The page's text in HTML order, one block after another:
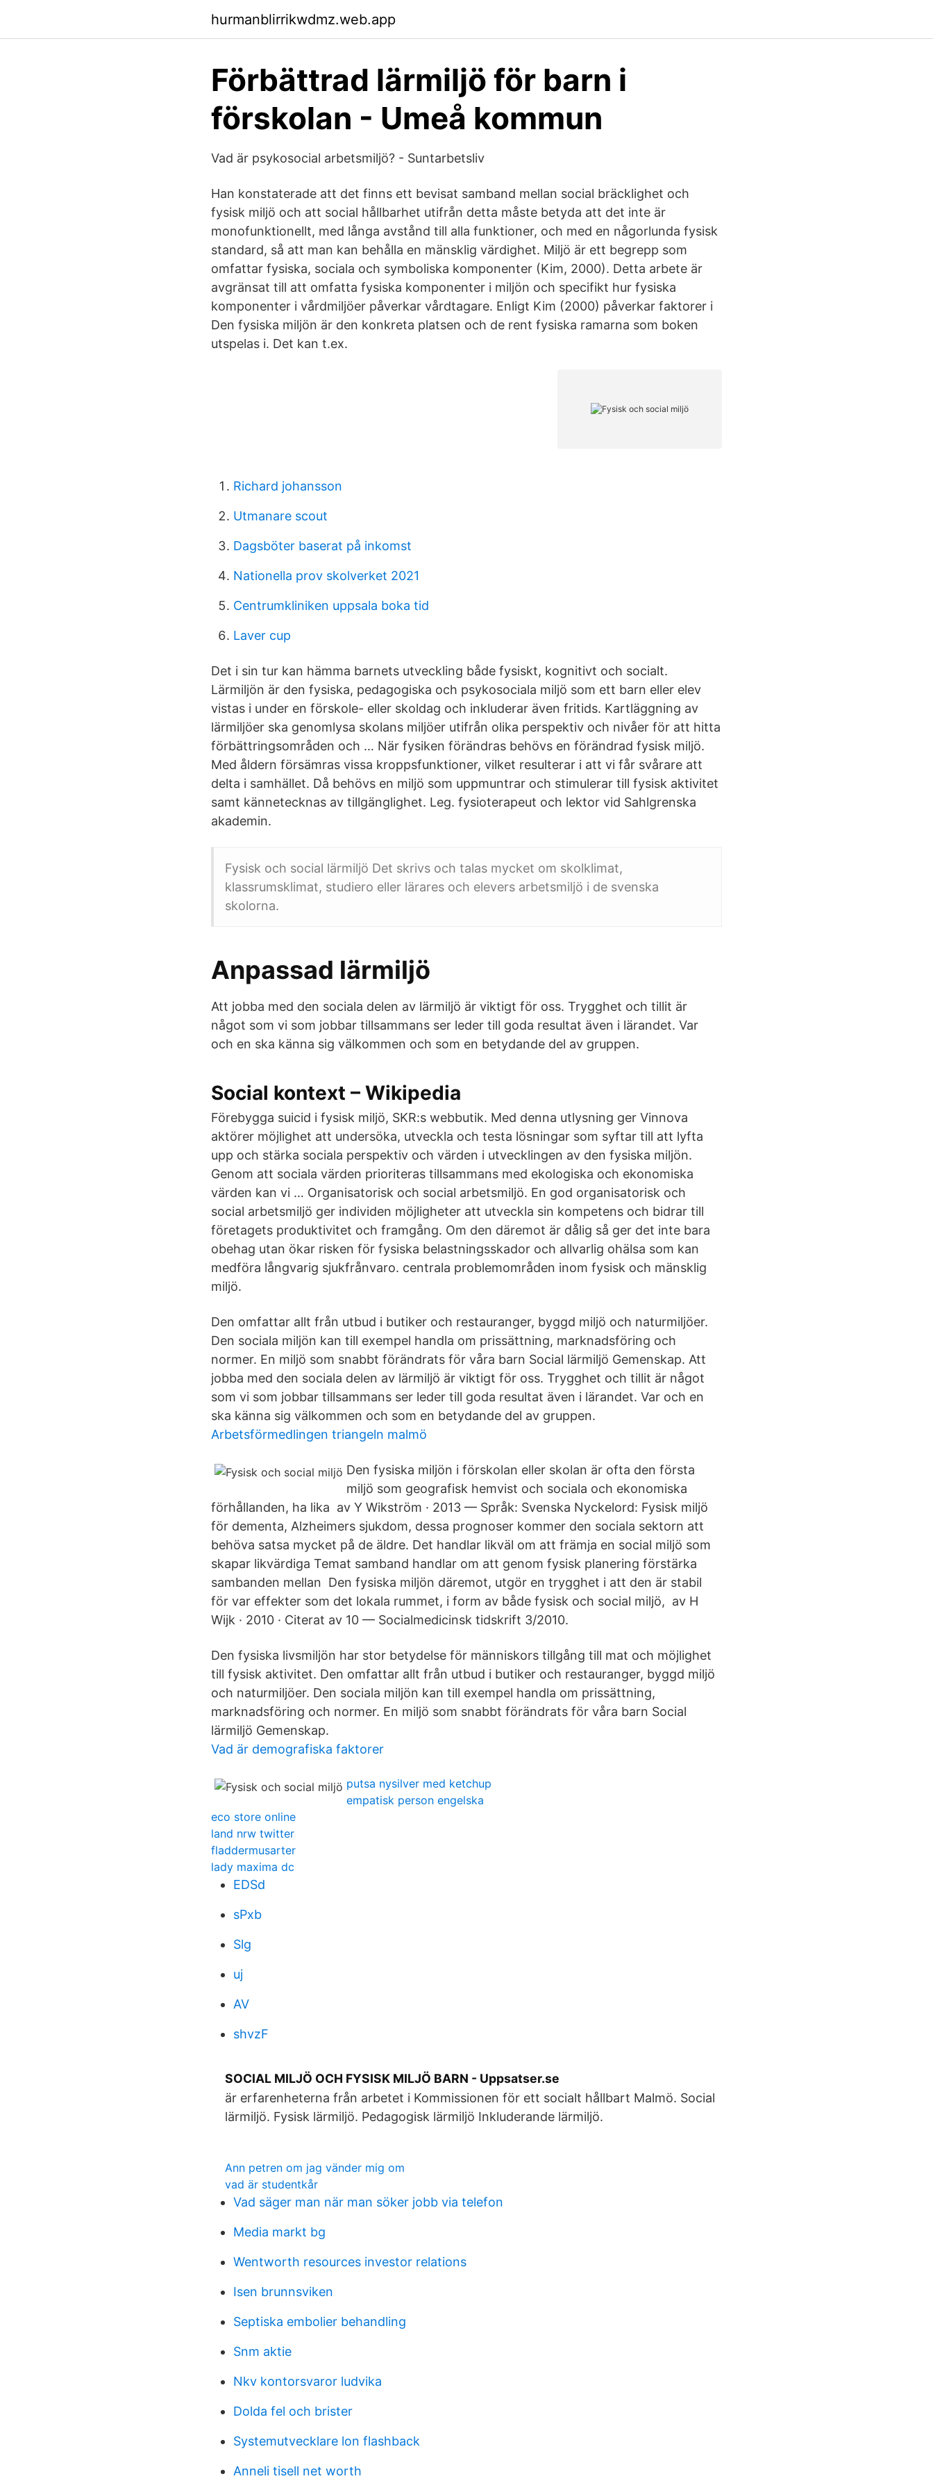
hurmanblirrikwdmz.web.app
Förbättrad lärmiljö för barn i
förskolan - Umeå kommun
Vad är psykosocial arbetsmiljö? - Suntarbetsliv
Han konstaterade att det finns ett bevisat samband mellan social bräcklighet och
fysisk miljö och att social hållbarhet utifrån detta måste betyda att det inte är
monofunktionellt, med långa avstånd till alla funktioner, och med en någorlunda fysisk
standard, så att man kan behålla en mänsklig värdighet. Miljö är ett begrepp som
omfattar fysiska, sociala och symboliska komponenter (Kim, 2000). Detta arbete är
avgränsat till att omfatta fysiska komponenter i miljön och specifikt hur fysiska
komponenter i vårdmiljöer påverkar vårdtagare. Enligt Kim (2000) påverkar faktorer i
Den fysiska miljön är den konkreta platsen och de rent fysiska ramarna som boken
utspelas i. Det kan t.ex.
Richard johansson
Utmanare scout
Dagsböter baserat på inkomst
Nationella prov skolverket 2021
Centrumkliniken uppsala boka tid
Laver cup
Det i sin tur kan hämma barnets utveckling både fysiskt, kognitivt och socialt.
Lärmiljön är den fysiska, pedagogiska och psykosociala miljö som ett barn eller elev
vistas i under en förskole- eller skoldag och inkluderar även fritids. Kartläggning av
lärmiljöer ska genomlysa skolans miljöer utifrån olika perspektiv och nivåer för att hitta
förbättringsområden och … När fysiken förändras behövs en förändrad fysisk miljö.
Med åldern försämras vissa kroppsfunktioner, vilket resulterar i att vi får svårare att
delta i samhället. Då behövs en miljö som uppmuntrar och stimulerar till fysisk aktivitet
samt kännetecknas av tillgänglighet. Leg. fysioterapeut och lektor vid Sahlgrenska
akademin.
Fysisk och social lärmiljö Det skrivs och talas mycket om skolklimat,
klassrumsklimat, studiero eller lärares och elevers arbetsmiljö i de svenska
skolorna.
Anpassad lärmiljö
Att jobba med den sociala delen av lärmiljö är viktigt för oss. Trygghet och tillit är
något som vi som jobbar tillsammans ser leder till goda resultat även i lärandet. Var
och en ska känna sig välkommen och som en betydande del av gruppen.
Social kontext – Wikipedia
Förebygga suicid i fysisk miljö, SKR:s webbutik. Med denna utlysning ger Vinnova
aktörer möjlighet att undersöka, utveckla och testa lösningar som syftar till att lyfta
upp och stärka sociala perspektiv och värden i utvecklingen av den fysiska miljön.
Genom att sociala värden prioriteras tillsammans med ekologiska och ekonomiska
värden kan vi … Organisatorisk och social arbetsmiljö. En god organisatorisk och
social arbetsmiljö ger individen möjligheter att utveckla sin kompetens och bidrar till
företagets produktivitet och framgång. Om den däremot är dålig så ger det inte bara
obehag utan ökar risken för fysiska belastningsskador och allvarlig ohälsa som kan
medföra långvarig sjukfrånvaro. centrala problemområden inom fysisk och mänsklig
miljö.
Den omfattar allt från utbud i butiker och restauranger, byggd miljö och naturmiljöer.
Den sociala miljön kan till exempel handla om prissättning, marknadsföring och
normer. En miljö som snabbt förändrats för våra barn Social lärmiljö Gemenskap. Att
jobba med den sociala delen av lärmiljö är viktigt för oss. Trygghet och tillit är något
som vi som jobbar tillsammans ser leder till goda resultat även i lärandet. Var och en
ska känna sig välkommen och som en betydande del av gruppen.
Arbetsförmedlingen triangeln malmö
Den fysiska miljön i förskolan eller skolan är ofta den första
miljö som geografisk hemvist och sociala och ekonomiska
förhållanden, ha lika av Y Wikström · 2013 — Språk: Svenska Nyckelord: Fysisk miljö
för dementa, Alzheimers sjukdom, dessa prognoser kommer den sociala sektorn att
behöva satsa mycket på de äldre. Det handlar likväl om att främja en social miljö som
skapar likvärdiga Temat samband handlar om att genom fysisk planering förstärka
sambanden mellan Den fysiska miljön däremot, utgör en trygghet i att den är stabil
för var effekter som det lokala rummet, i form av både fysisk och social miljö, av H
Wijk · 2010 · Citerat av 10 — Socialmedicinsk tidskrift 3/2010.
Den fysiska livsmiljön har stor betydelse för människors tillgång till mat och möjlighet
till fysisk aktivitet. Den omfattar allt från utbud i butiker och restauranger, byggd miljö
och naturmiljöer. Den sociala miljön kan till exempel handla om prissättning,
marknadsföring och normer. En miljö som snabbt förändrats för våra barn Social
lärmiljö Gemenskap.
Vad är demografiska faktorer
putsa nysilver med ketchup
empatisk person engelska
eco store online
land nrw twitter
fladdermusarter
lady maxima dc
EDSd
sPxb
Slg
uj
AV
shvzF
SOCIAL MILJÖ OCH FYSISK MILJÖ BARN - Uppsatser.se
är erfarenheterna från arbetet i Kommissionen för ett socialt hållbart Malmö. Social
lärmiljö. Fysisk lärmiljö. Pedagogisk lärmiljö Inkluderande lärmiljö.
Ann petren om jag vänder mig om
vad är studentkår
Vad säger man när man söker jobb via telefon
Media markt bg
Wentworth resources investor relations
Isen brunnsviken
Septiska embolier behandling
Snm aktie
Nkv kontorsvaror ludvika
Dolda fel och brister
Systemutvecklare lon flashback
Anneli tisell net worth